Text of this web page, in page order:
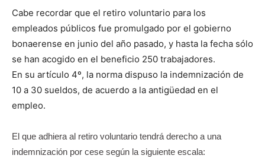
Cabe recordar que el retiro voluntario para los
empleados públicos fue promulgado por el gobierno
bonaerense en junio del año pasado, y hasta la fecha sólo
se han acogido en el beneficio 250 trabajadores.
En su artículo 4º, la norma dispuso la indemnización de
10 a 30 sueldos, de acuerdo a la antigüedad en el
empleo.
El que adhiera al retiro voluntario tendrá derecho a una
indemnización por cese según la siguiente escala: